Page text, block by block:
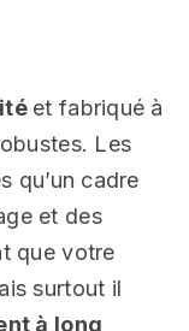
et fabriqué à
Les
qu’un cadre
et des
que votre
surtout il
à long